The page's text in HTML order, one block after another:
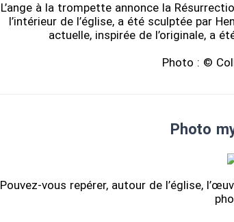
L’ange à la trompette annonce la
l’intérieur de l’église, a été sculptée par
actuelle, inspirée de l’originale, a
Photo : ©
Photo
Pouvez-vous repérer, autour de l’église,